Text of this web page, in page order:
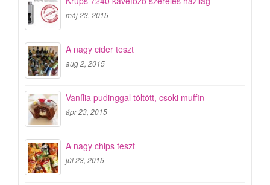
máj 23, 2015
A nagy cider teszt
aug 2, 2015
Vanília pudinggal töltött, csoki muffin
ápr 23, 2015
A nagy chips teszt
júl 23, 2015